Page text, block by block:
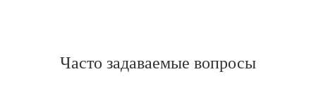
Часто задаваемые вопросы